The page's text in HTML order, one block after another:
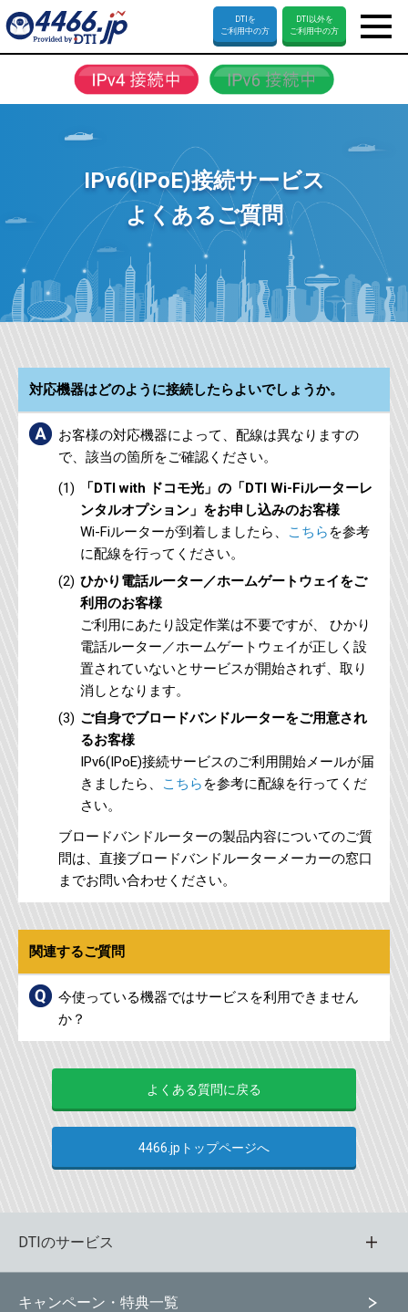
DTI を
ご利用中の方
DTI以外を
ご利用中の方
IPv6(IPoE)接続サービス
よくあるご質問
対応機器はどのように接続したらよいでしょうか。
お客様の対応機器によって、配線は異なりますの
で、該当の箇所をご確認ください。
「DTI with ドコモ光」の「DTI Wi-Fiルーターレ
ンタルオプション」をお申し込みのお客様
Wi-Fiルーターが到着しましたら、
こちら を参考
に配線を行ってください。
ひかり電話ルーター／ホームゲートウェイをご
利用のお客様
ご利用にあたり設定作業は不要ですが、 ひかり
電話ルーター／ホームゲートウェイが正しく設
置されていないとサービスが開始されず、取り
消しとなります。
ご自身でブロードバンドルーターをご用意され
るお客様
IPv6(IPoE)接続サービスのご利用開始メールが届
きましたら、
こちら を参考に配線を行ってくだ
さい。
ブロードバンドルーターの製品内容についてのご質
問は、直接ブロードバンドルーターメーカーの窓口
までお問い合わせください。
関連するご質問
今使っている機器ではサービスを利用できません
か？
よくある質問に戻る
4466.jpトップページへ
DTIのサービス
キャンペーン・特典一覧